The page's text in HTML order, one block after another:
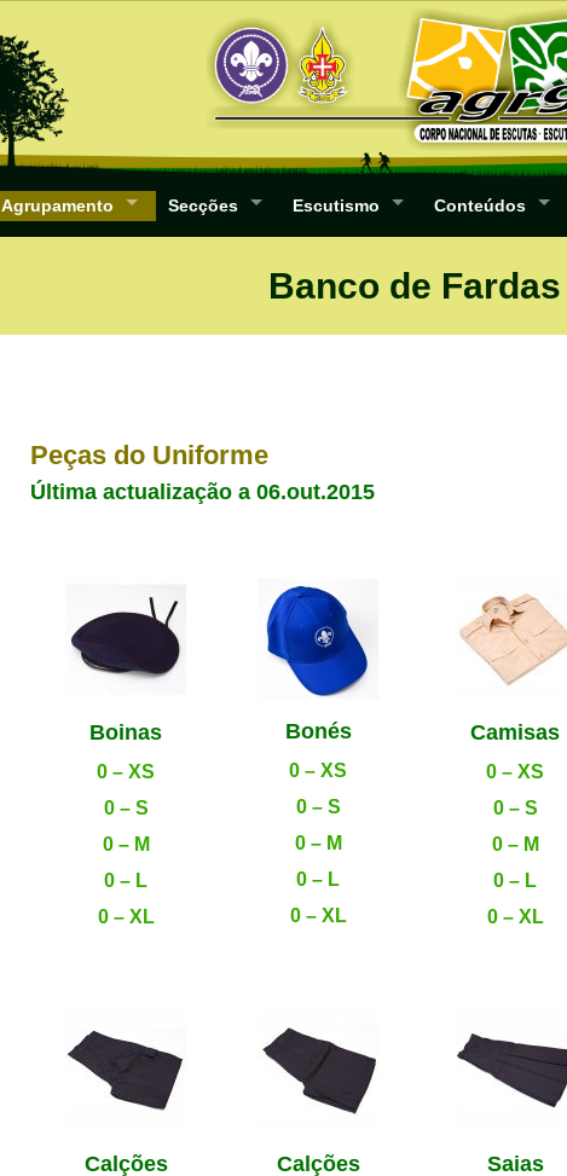
Agrupamento Secções Escutismo Conteúdos
Banco de Fardas
Peças do Uniforme
Última actualização a 06.out.2015
Boinas
0 – XS
0 – S
0 – M
0 – L
0 – XL
Bonés
0 – XS
0 – S
0 – M
0 – L
0 – XL
Camisas
0 – XS
0 – S
0 – M
0 – L
0 – XL
Calções
Calções
Saias